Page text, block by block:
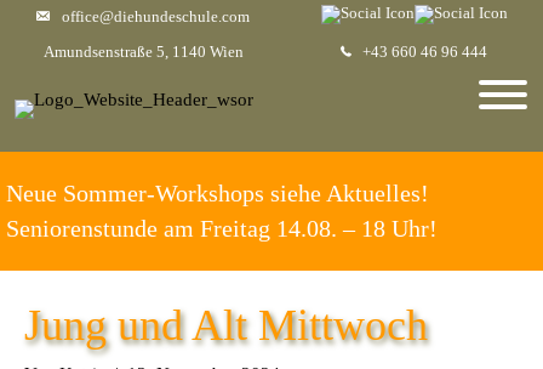
office@diehundeschule.com
+43 660 46 96 444
Amundsenstraße 5, 1140 Wien
Neue Sommer-Workshops siehe Aktuelles!
Seniorenstunde am Freitag 14.08. – 18 Uhr!
Jung und Alt Mittwoch